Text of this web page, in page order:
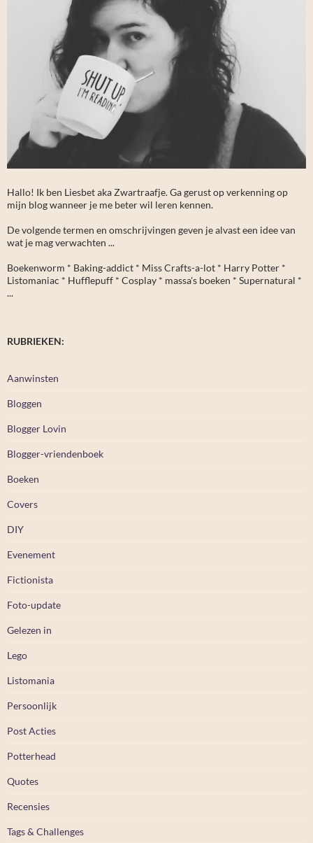
Hallo! Ik ben Liesbet aka Zwartraafje. Ga gerust op verkenning op
mijn blog wanneer je me beter wil leren kennen.
De volgende termen en omschrijvingen geven je alvast een idee van
wat je mag verwachten ...
Boekenworm * Baking-addict * Miss Crafts-a-lot * Harry Potter *
Listomaniac * Hufflepuff * Cosplay * massa's boeken * Supernatural *
...
RUBRIEKEN:
Aanwinsten
Bloggen
Blogger Lovin
Blogger-vriendenboek
Boeken
Covers
DIY
Evenement
Fictionista
Foto-update
Gelezen in
Lego
Listomania
Persoonlijk
Post Acties
Potterhead
Quotes
Recensies
Tags & Challenges